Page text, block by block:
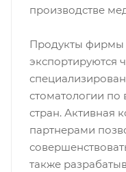
производстве
Продукты
экспортируются
стоматологии по
стран. Активная
партнерами
также